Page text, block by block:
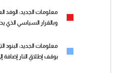
معلومات الجديد: الوفد
وبالقرار السياسي الذي
معلومات الجديد: البنود
بوقف إطلاقِ النار